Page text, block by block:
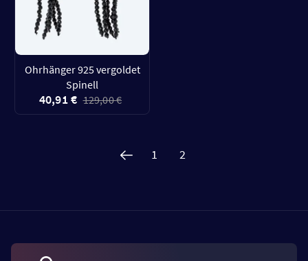
Ohrhänger 925 vergoldet
Spinell
40,91 € 129,00 €
1 2